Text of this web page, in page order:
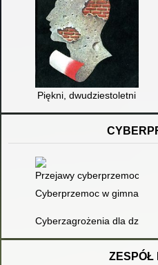
Piękni, dwudziestoletni
Przejawy cyberprzemocy w
Cyberprzemoc w gimnazjum
Cyberzagrożenia dla dzieci i
ZESPÓŁ